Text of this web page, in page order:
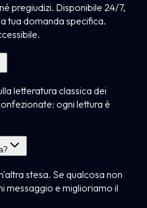
pregiudizi. Disponibile 24/7,
tua domanda specifica.
letteratura classica dei
ogni lettura è
stesa. Se qualcosa non
messaggio e miglioriamo il